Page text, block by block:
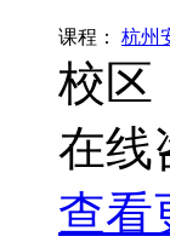
课程： 杭州
校区
在线
查看